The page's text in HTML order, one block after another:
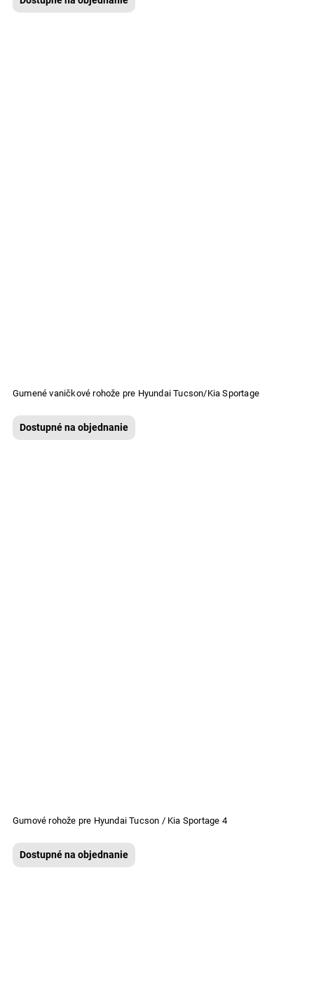
Gumené vaničkové rohože pre Hyundai Tucson/Kia Sportage
Dostupné na objednanie
Gumové rohože pre Hyundai Tucson / Kia Sportage 4
Dostupné na objednanie